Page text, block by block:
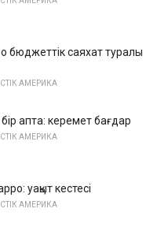
бюджеттік саяхат туралы
АМЕРИКА
апта: керемет бағдар
АМЕРИКА
уақыт кестесі
АМЕРИКА